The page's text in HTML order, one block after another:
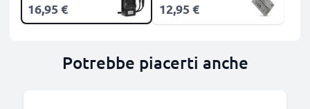
16,95 € 12,95 €
Potrebbe piacerti anche